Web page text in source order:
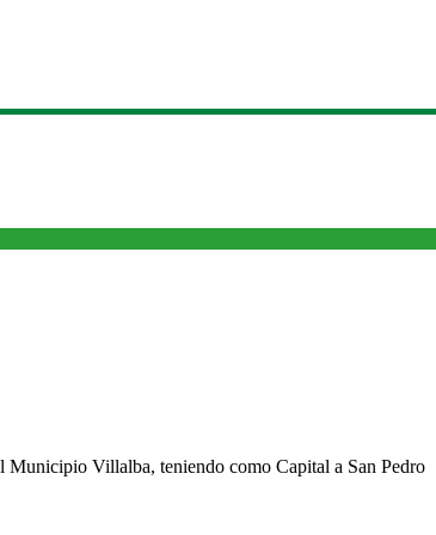
Municipio Villalba, teniendo como Capital a San Pedro